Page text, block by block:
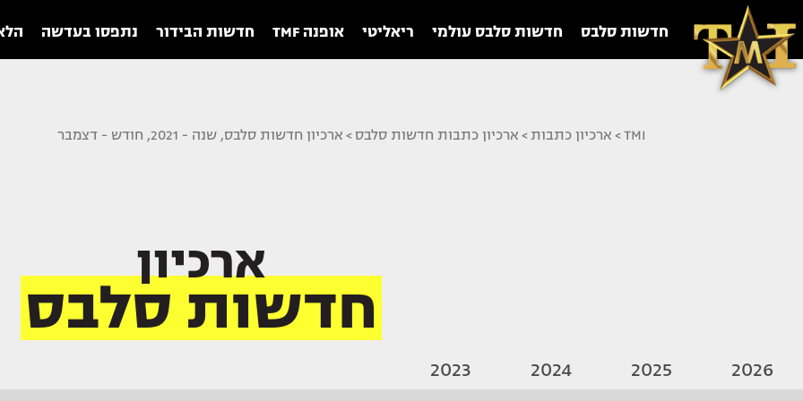
חדשות סלבס חדשות סלבס עולמי ריאליטי אופנה TMF חדשות הבידור נתפסו בעדשה
TMI
> ארכיון כתבות > ארכיון כתבות חדשות סלבס > ארכיון חדשות סלבס, שנה - 2021, חודש - דצמבר
ארכיון
חדשות סלבס
2026
2025
2024
2023